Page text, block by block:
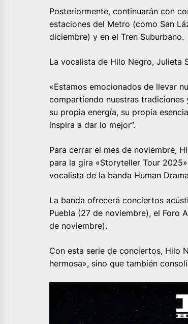
Posteriormente, continuarán con
estaciones del Metro (como San
diciembre) y en el Tren Suburbano.
La vocalista de Hilo Negro, Julieta
«Estamos emocionados de llevar
compartiendo nuestras
su propia energía, su propia
inspira a dar lo mejor”.
Para cerrar el mes de noviembre,
para la gira «Storyteller Tour
vocalista de la banda Human
La banda ofrecerá conciertos
Puebla (27 de noviembre), el Foro
de noviembre).
Con esta serie de conciertos, Hilo
hermosa», sino que también